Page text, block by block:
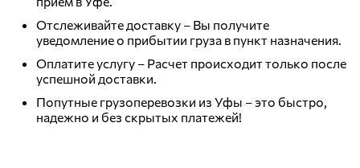
Отслеживайте доставку – Вы получите
уведомление о прибытии груза в пункт назначения.
Оплатите услугу – Расчет происходит только после
успешной доставки.
Попутные грузоперевозки из Уфы – это быстро,
надежно и без скрытых платежей!